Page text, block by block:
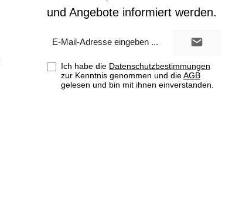
und Angebote informiert werden.
Mail-
Ich habe die Datenschutzbestimmungen
zur Kenntnis genommen und dieAGB
gelesen und bin mit ihnen einverstanden.